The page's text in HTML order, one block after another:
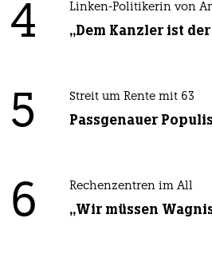
4 Linken-Politikerin von
„Dem Kanzler ist
5 Streit um Rente mit 63
Passgenauer
6 Rechenzentren im All
„Wir müssen